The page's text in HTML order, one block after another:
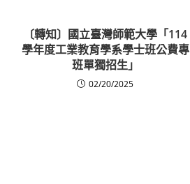
〔轉知〕國立臺灣師範大學「114
學年度工業教育學系學士班公費專
班單獨招生」
02/20/2025